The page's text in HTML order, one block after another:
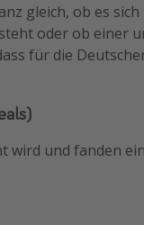
gleich, ob es sich
oder ob einer
für die
wird und fanden